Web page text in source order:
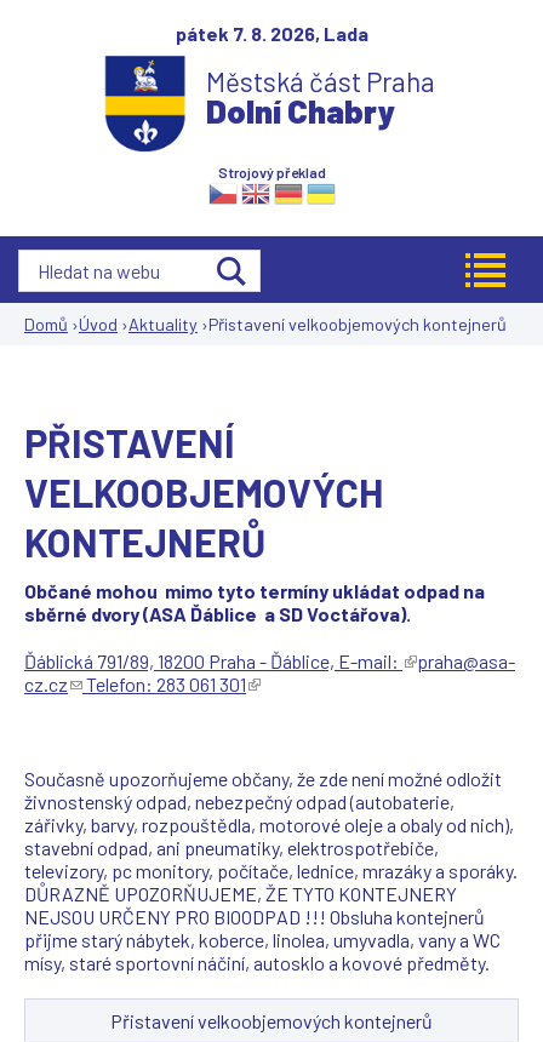
pátek 7. 8. 2026, Lada
Městská část Praha
Dolní Chabry
Strojový překlad
Domů ›Úvod ›Aktuality ›Přistavení velkoobjemových kontejnerů
PŘISTAVENÍ
VELKOOBJEMOVÝCH
KONTEJNERŮ
Občané mohou mimo tyto termíny ukládat odpad na
sběrné dvory (ASA Ďáblice a SD Voctářova).
Ďáblická 791/89, 18200 Praha - Ďáblice, E-mail: (
o
o
d
k
a
z
s
e
o
e
v
praha@asa-
cz.cz(
a
z
o
d
e
š
l
e
e
m
Telefon: 283 061 301(
t
o
o
d
k
a
z
s
e
t
e
Současně upozorňujeme občany, že zde není možné odložit
živnostenský odpad, nebezpečný odpad (autobaterie,
zářivky, barvy, rozpouštědla, motorové oleje a obaly od nich),
stavební odpad, ani pneumatiky, elektrospotřebiče,
televizory, pc monitory, počítače, lednice, mrazáky a sporáky.
DŮRAZNĚ UPOZORŇUJEME, ŽE TYTO KONTEJNERY
NEJSOU URČENY PRO BIOODPAD !!! Obsluha kontejnerů
přijme starý nábytek, koberce, linolea, umyvadla, vany a WC
mísy, staré sportovní náčiní, autosklo a kovové předměty.
Přistavení velkoobjemových kontejnerů